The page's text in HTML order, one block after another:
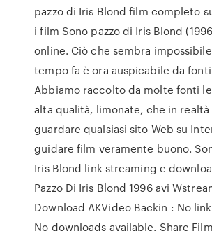
pazzo di Iris Blond film completo
i film Sono pazzo di Iris Blond
online. Ciò che sembra
tempo fa è ora auspicabile da
Abbiamo raccolto da molte fonti
alta qualità, limonate, che in realtà
guardare qualsiasi sito Web su
guidare film veramente buono.
Iris Blond link streaming e
Pazzo Di Iris Blond 1996 avi
Download AKVideo Backin : No
No downloads available. Share